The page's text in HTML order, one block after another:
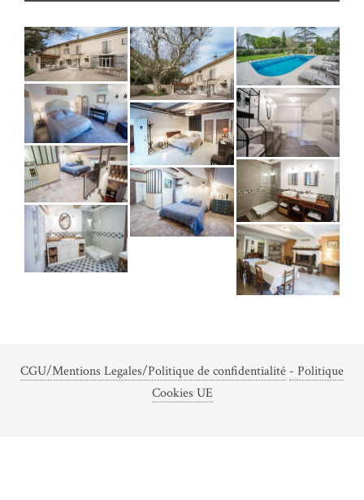
CGU/Mentions Legales/Politique de confidentialité - Politique
Cookies UE